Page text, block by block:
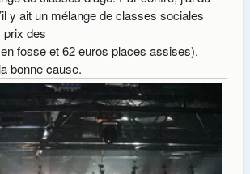
y ait un mélange de classes sociales
prix des
fosse et 62 euros places assises).
bonne cause.